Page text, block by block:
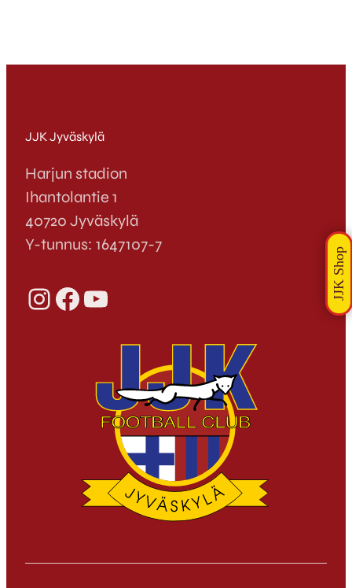
JJK Jyväskylä
Harjun stadion
Ihantolantie 1
40720 Jyväskylä
Y-tunnus: 1647107-7
InstagramFacebook YouTube